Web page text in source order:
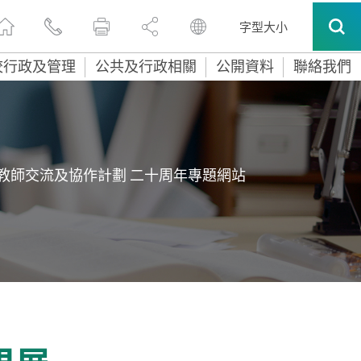
字型大小
政及管理 公共及行政相關 公開資料 聯絡我們
師交流及協作計劃 二十周年專題網站